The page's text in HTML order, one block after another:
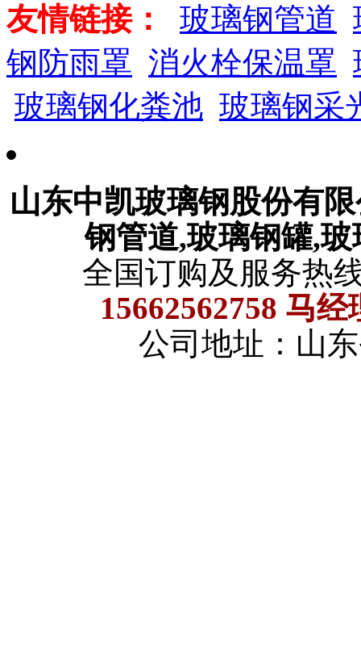
友情链接： 玻璃钢管道
钢防雨罩 消火栓保温罩
玻璃钢化粪池 玻璃钢采
山东中凯玻璃钢股份有
钢管道,玻璃钢罐,
全国订购及服务热
15662562758 马
公司地址：山